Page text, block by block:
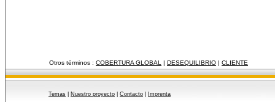
Otros términos : COBERTURA GLOBAL | DESEQUILIBRIO | CLIENTE
Temas Nuestro proyecto Contacto
Imprenta